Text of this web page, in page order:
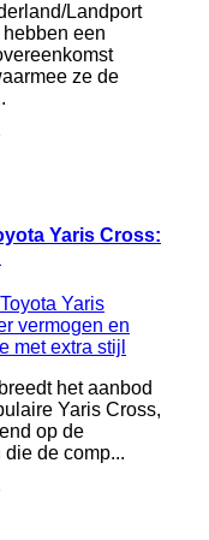
Landport
een
ze de
Yaris Cross:
het aanbod
Yaris Cross,
op de
die de comp...